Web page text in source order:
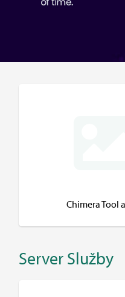
Chimera Tool
Server Služby